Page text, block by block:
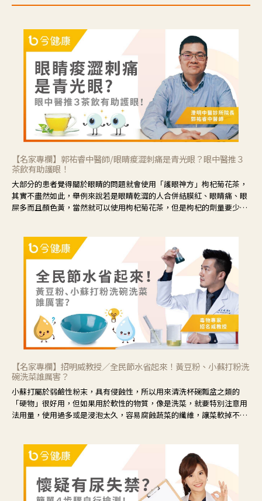
【名家專欄】郭祐睿中醫師/眼睛痠澀刺痛是青光眼？眼中醫推３
茶飲有助護眼！
大部分的患者覺得關於眼睛的問題就會使用「護眼神方」枸杞菊花茶，
其實不盡然如此，舉例來說若是眼睛乾澀的人合併結膜紅、眼睛痛、眼
屎多而且顏色黃，當然就可以使用枸杞菊花茶，但是枸杞的劑量要少，
候就要使用菊花、金銀花來治療；假如單純的眼睛乾澀，結膜沒有紅，
眼睛周圍沒有眼屎，這種情況是屬於「陰虛」，就可以使用枸杞、蓮
藕、麥門冬、山藥等比較滋潤的藥材，效果就更顯著。
【名家專欄】招明威教授／全民節水省起來！黃豆粉、小蘇打粉洗
碗洗菜誰厲害？
小蘇打屬於弱鹼性粉末，具有侵蝕性，所以用來清洗杯碗瓢盆之類的
「硬物」很好用，但如果用於軟性的物質，像是洗菜，就要特別注意用
法用量，使用過多或是浸泡太久，容易腐蝕蔬菜的纖維，讓菜軟掉不清